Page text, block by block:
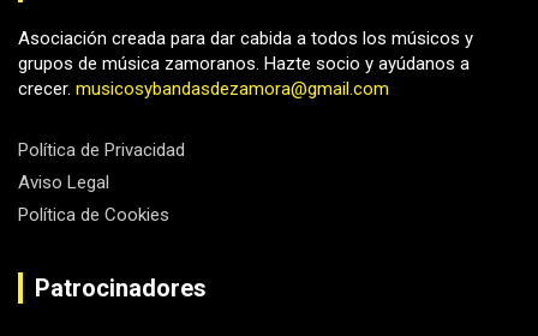
Asociación creada para dar cabida a todos los músicos y
grupos de música zamoranos. Hazte socio y ayúdanos a
crecer. musicosybandasdezamora@gmail.com
Política de Privacidad
Aviso Legal
Política de Cookies
Patrocinadores